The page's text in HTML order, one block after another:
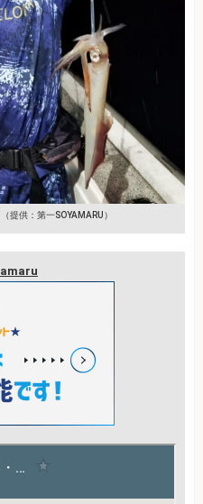
（提供：第一SOYAMARU）